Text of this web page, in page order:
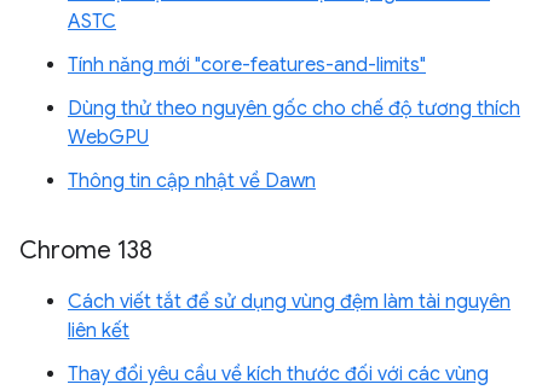
ASTC
Tính năng mới "core-features-and-limits"
Dùng thử theo nguyên gốc cho chế độ tương thích
WebGPU
Thông tin cập nhật về Dawn
Chrome 138
Cách viết tắt để sử dụng vùng đệm làm tài nguyên
liên kết
Thay đổi yêu cầu về kích thước đối với các vùng